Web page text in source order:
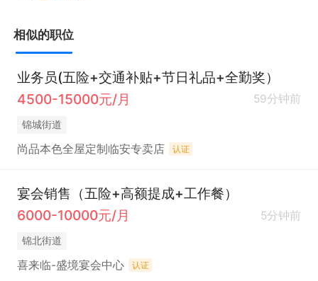
相似的职位
业务员(五险+交通补贴+节日礼品+全勤奖）
4500-15000元/月
59分钟前
锦城街道
尚品本色全屋定制临安专卖店 认证
宴会销售（五险+高额提成+工作餐）
6000-10000元/月
5分钟前
锦北街道
喜来临-盛境宴会中心 认证